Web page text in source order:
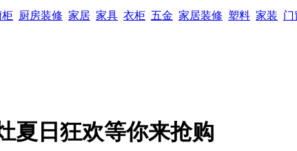
柜 厨房装修 家居 家具 衣柜 五金 家居装修 塑料 家装 门
夏日狂欢等你来抢购